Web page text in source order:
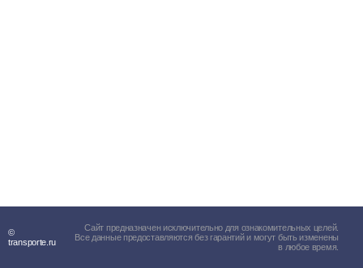
©
transporte.ru
Сайт предназначен исключительно для ознакомительных целей.
Все данные предоставляются без гарантий и могут быть изменены
в любое время.